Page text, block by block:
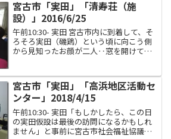
管理も重要な任務だな、と痛...
宮古市「実田」「清寿荘（施
設）」2016/6/25
午前10:30- 実田 宮古市内に到着して、そ
ろそろ実田（磯鶏）という頃に向こう側
から見知ったお顔が二人‥窓を開けて声
というので見に行こうと思って」 とお二
人。 そうで...
宮古市「実田」「高浜地区活動セ
ンター」2018/4/15
午前10:30- 実田「もしかしたら、この日
の実田仮設は最後の訪問になるかもしれ
ません」と事前に宮古市社会福祉協議会